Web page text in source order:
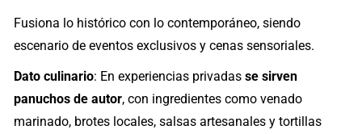
Fusiona lo histórico con lo contemporáneo, siendo
escenario de eventos exclusivos y cenas sensoriales.
Dato culinario: En experiencias privadas se sirven
panuchos de autor, con ingredientes como venado
marinado, brotes locales, salsas artesanales y tortillas